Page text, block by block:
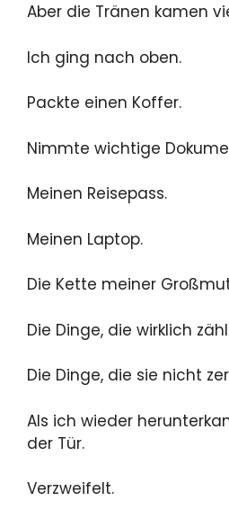
Aber die Tränen kamen
Ich ging nach oben.
Packte einen Koffer.
Nimmte wichtige
Meinen Reisepass.
Meinen Laptop.
Die Kette meiner
Die Dinge, die wirklich
Die Dinge, die sie nicht
Als ich wieder
der Tür.
Verzweifelt.